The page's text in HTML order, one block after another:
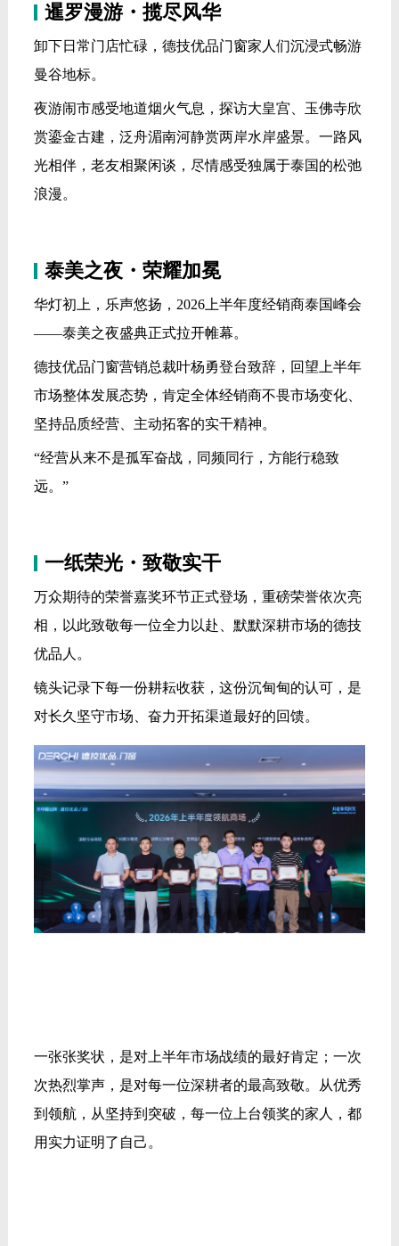
暹罗漫游・揽尽风华
卸下日常门店忙碌，德技优品门窗家人们沉浸式畅游
曼谷地标。
夜游闹市感受地道烟火气息，探访大皇宫、玉佛寺欣
赏鎏金古建，泛舟湄南河静赏两岸水岸盛景。一路风
光相伴，老友相聚闲谈，尽情感受独属于泰国的松弛
浪漫。
泰美之夜・荣耀加冕
华灯初上，乐声悠扬，2026上半年度经销商泰国峰会
——泰美之夜盛典正式拉开帷幕。
德技优品门窗营销总裁叶杨勇登台致辞，回望上半年
市场整体发展态势，肯定全体经销商不畏市场变化、
坚持品质经营、主动拓客的实干精神。
“经营从来不是孤军奋战，同频同行，方能行稳致
远。”
一纸荣光・致敬实干
万众期待的荣誉嘉奖环节正式登场，重磅荣誉依次亮
相，以此致敬每一位全力以赴、默默深耕市场的德技
优品人。
镜头记录下每一份耕耘收获，这份沉甸甸的认可，是
对长久坚守市场、奋力开拓渠道最好的回馈。
一张张奖状，是对上半年市场战绩的最好肯定；一次
次热烈掌声，是对每一位深耕者的最高致敬。从优秀
到领航，从坚持到突破，每一位上台领奖的家人，都
用实力证明了自己。